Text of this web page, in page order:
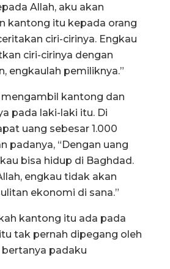
Allah, aku akan
kantong itu kepada orang
ciri-cirinya. Engkau
ciri-cirinya dengan
engkaulah pemiliknya.”
mengambil kantong dan
pada laki-laki itu. Di
uang sebesar 1.000
padanya, “Dengan uang
bisa hidup di Baghdad.
engkau tidak akan
ekonomi di sana.”
kantong itu ada pada
tak pernah dipegang oleh
bertanya padaku